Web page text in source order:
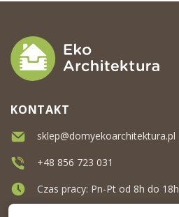
KONTAKT
sklep@domyekoarchitektura.pl
+48 856 723 031
Czas pracy: Pn-Pt od 8h do 18h